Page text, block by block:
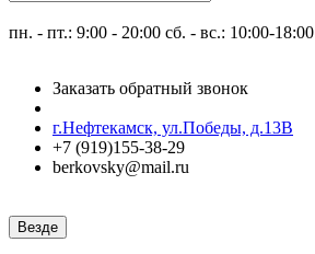
пн. - пт.: 9:00 - 20:00 сб. - вс.: 10:00-18:00
Заказать обратный звонок
г.Нефтекамск, ул.Победы, д.13В
+7 (919)155-38-29
berkovsky@mail.ru
Везде